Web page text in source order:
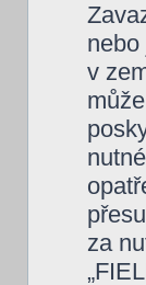
v
za